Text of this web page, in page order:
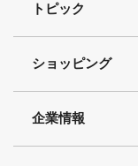
トピック
ショッピング
企業情報